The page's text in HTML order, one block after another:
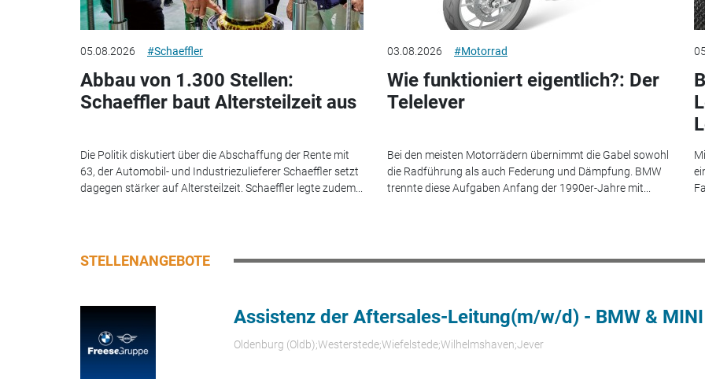
05.08.2026 #Schaeffler
Abbau von 1.300 Stellen:
Schaeffler baut Altersteilzeit aus
Die Politik diskutiert über die Abschaffung der Rente mit
63, der Automobil- und Industriezulieferer Schaeffler setzt
dagegen stärker auf Altersteilzeit. Schaeffler legte zudem...
03.08.2026 #Motorrad
Wie funktioniert eigentlich?: Der
Telelever
Bei den meisten Motorrädern übernimmt die Gabel sowohl
die Radführung als auch Federung und Dämpfung. BMW
trennte diese Aufgaben Anfang der 1990er-Jahre mit...
STELLENANGEBOTE
Assistenz der Aftersales-Leitung(m/w/d) - BMW & MINI
Oldenburg (Oldb);Westerstede;Wiefelstede;Wilhelmshaven;Jever